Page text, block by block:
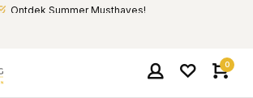
Ontdek Summer Musthaves!
0